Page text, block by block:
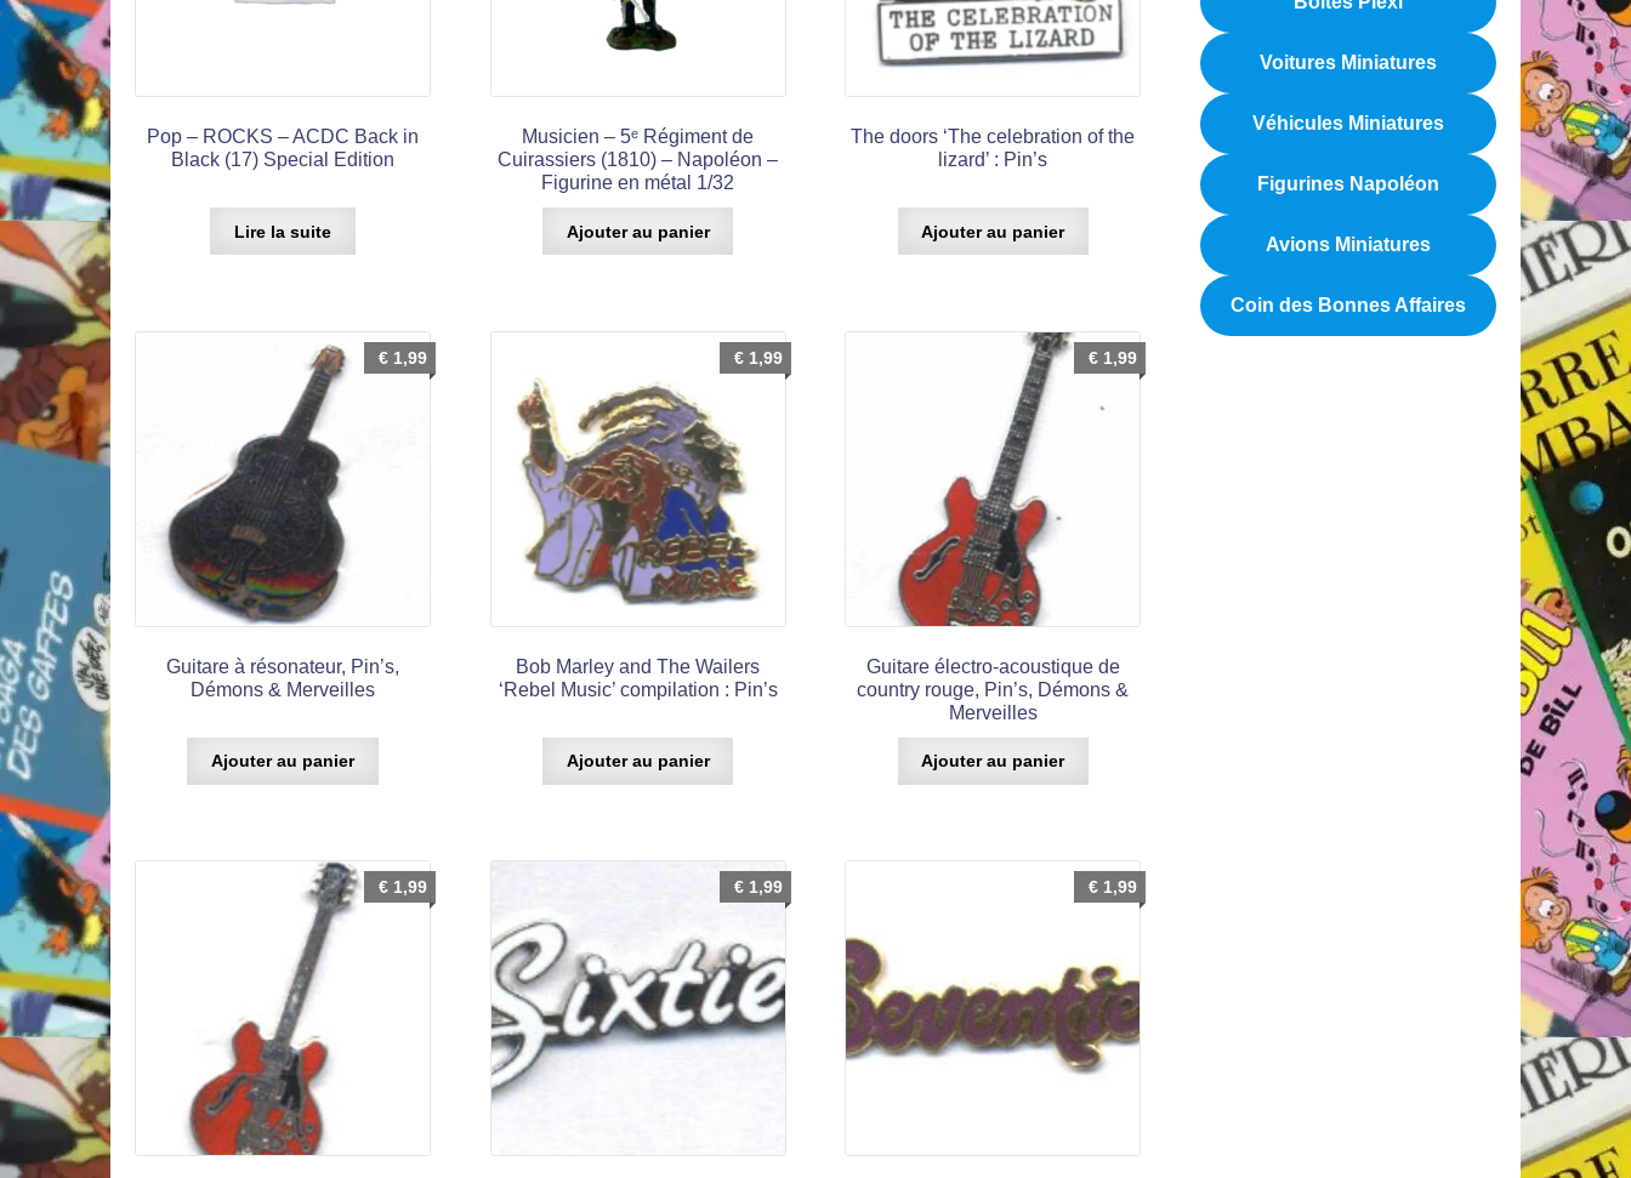
Pop – ROCKS – ACDC Back in
Black (17) Special Edition
Lire la suite
Musicien – 5ᵉ Régiment de
Cuirassiers (1810) – Napoléon –
Figurine en métal 1/32
Ajouter au panier
The doors ‘The celebration of the
lizard’ : Pin’s
Ajouter au panier
Guitare à résonateur, Pin’s,
Démons & Merveilles
€1,99
Ajouter au panier
Bob Marley and The Wailers
‘Rebel Music’ compilation : Pin’s
€1,99
Ajouter au panier
Guitare électro-acoustique de
country rouge, Pin’s, Démons &
Merveilles
€ 1,99
Ajouter au panier
€1,99 €1,99 € 1,99
Voitures Miniatures
Véhicules Miniatures
Figurines Napoléon
Avions Miniatures
Coin des Bonnes Affaires